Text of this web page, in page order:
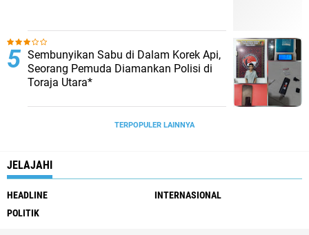
Sembunyikan Sabu di Dalam Korek Api,
Seorang Pemuda Diamankan Polisi di
Toraja Utara*
TERPOPULER LAINNYA
JELAJAHI
HEADLINE
INTERNASIONAL
POLITIK